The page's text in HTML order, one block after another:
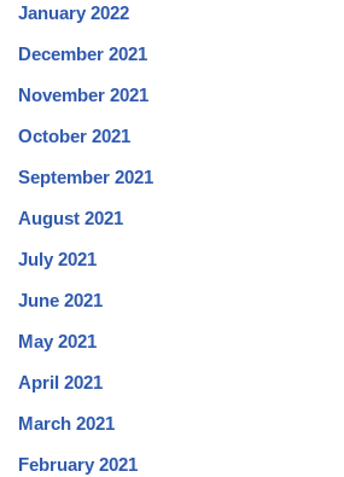
January 2022
December 2021
November 2021
October 2021
September 2021
August 2021
July 2021
June 2021
May 2021
April 2021
March 2021
February 2021